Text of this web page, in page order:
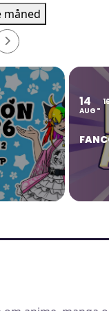
måned
14
AUG